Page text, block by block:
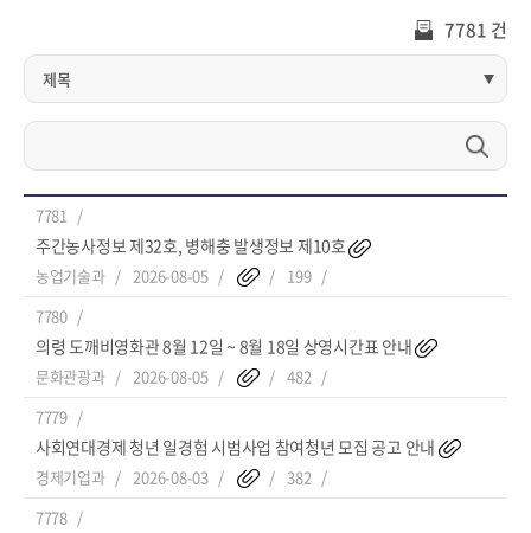
7781 건
7781
주간농사정보 제32호, 병해충 발생정보 제10호
농업기술과 2026-08-05
199
7780
의령 도깨비영화관 8월 12일 ~ 8월 18일 상영시간표 안내
문화관광과 2026-08-05
482
7779
사회연대경제 청년 일경험 시범사업 참여청년 모집 공고 안내
경제기업과 2026-08-03
382
7778